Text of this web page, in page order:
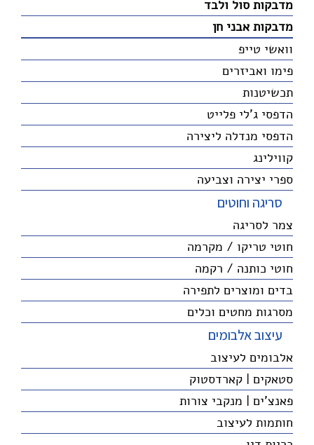
מדבקות סול ולבד
מדבקות אבני חן
וואשי טייפ
פימו ואביזרים
תכשיטנות
הדפסי ג'לי פלייט
הדפסי מנדלה ליצירה
קווילינג
ספרי יצירה וצביעה
סריגה וחוטים
צמר לסריגה
חוטי טריקו / מקרמה
חוטי כותנה / רקמה
בדים ומוצרים לתפירה
מסרגות מחטים וכלים
עיצוב אלבומים
אלבומים לעיצוב
סטאקים | קארדסטוק
פאנצ'ים | מנקבי צורות
חותמות לעיצוב